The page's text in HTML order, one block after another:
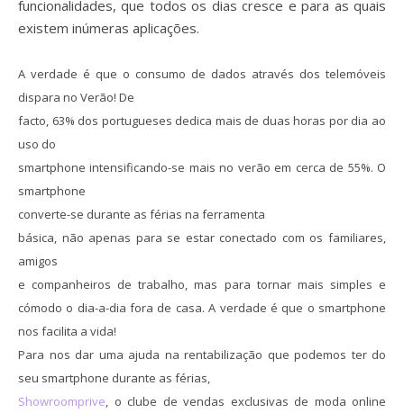
funcionalidades, que todos os dias cresce e para as quais
existem inúmeras aplicações.
A verdade é que o consumo de dados através dos telemóveis
dispara no Verão! De
facto, 63% dos portugueses dedica mais de duas horas por dia ao
uso do
smartphone intensificando-se mais no verão em cerca de 55%. O
smartphone
converte-se durante as férias na ferramenta
básica, não apenas para se estar conectado com os familiares,
amigos
e companheiros de trabalho, mas para tornar mais simples e
cómodo o dia-a-dia fora de casa. A verdade é que o smartphone
nos facilita a vida!
Para nos dar uma ajuda na rentabilização que podemos ter do
seu smartphone durante as férias,
Showroomprive, o clube de vendas exclusivas de moda online